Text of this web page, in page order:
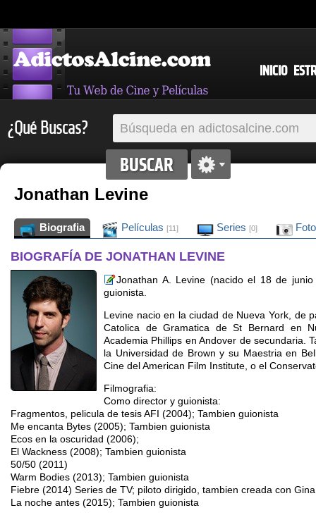
INICIO
¿Qué Buscas?
Jonathan Levine
Biografia Películas [11] Series [0]
BIOGRAFÍA DE JONATHAN LEVINE
Jonathan A. Levine (nacido el 18 de
guionista.
Levine nacio en la ciudad de Nueva York, de
Catolica de Gramatica de St Bernard en
Academia Phillips en Andover de secundaria.
la Universidad de Brown y su Maestria en
Cine del American Film Institute, o el
Filmografia:
Como director y guionista:
Fragmentos, pelicula de tesis AFI (2004); Tambien guionista
Me encanta Bytes (2005); Tambien guionista
Ecos en la oscuridad (2006);
El Wackness (2008); Tambien guionista
50/50 (2011)
Warm Bodies (2013); Tambien guionista
Fiebre (2014) Series de TV; piloto dirigido, tambien creada con
La noche antes (2015); Tambien guionista